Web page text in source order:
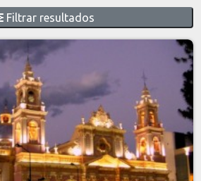
Filtrar resultados